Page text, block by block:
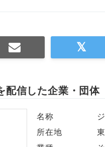
配信した企業・団体
名称
所在地
Japanese